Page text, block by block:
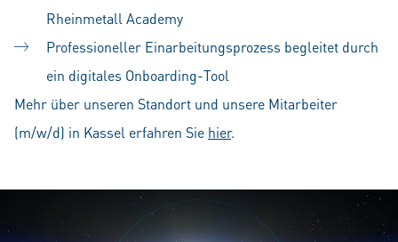
Rheinmetall Academy
Professioneller Einarbeitungsprozess begleitet durch
ein digitales Onboarding-Tool
Mehr über unseren Standort und unsere Mitarbeiter
(m/w/d) in Kassel erfahren Sie hier.